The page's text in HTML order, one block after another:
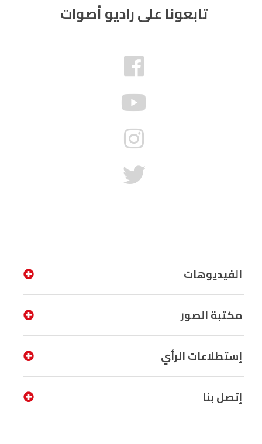
تابعونا على راديو أصوات
الفيديوهات
مكتبة الصور
إستطلاعات الرأي
إتصل بنا